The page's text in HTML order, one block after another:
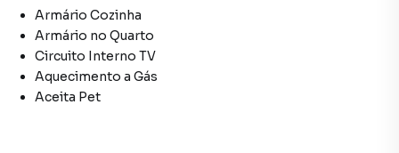
Armário Cozinha
Armário no Quarto
Circuito Interno TV
Aquecimento a Gás
Aceita Pet